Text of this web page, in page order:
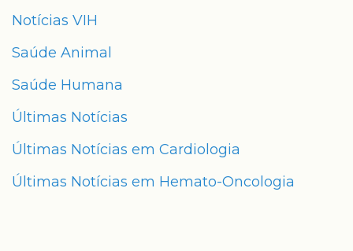
Notícias VIH
Saúde Animal
Saúde Humana
Últimas Notícias
Últimas Notícias em Cardiologia
Últimas Notícias em Hemato-Oncologia